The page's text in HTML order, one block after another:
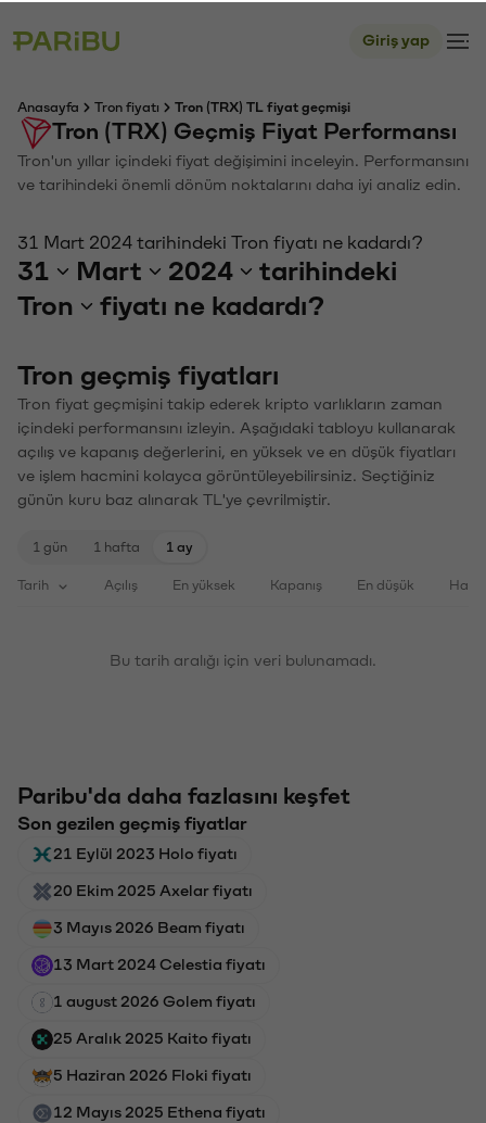
Giriş yap
Anasayfa Tron fiyatı Tron (TRX) TL fiyat geçmişi
Tron (TRX) Geçmiş Fiyat Performansı
Tron'un yıllar içindeki fiyat değişimini inceleyin. Performansını
ve tarihindeki önemli dönüm noktalarını daha iyi analiz edin.
31 Mart 2024 tarihindeki Tron fiyatı ne kadardı?
31 Mart 2024
tarihindeki
Tron
fiyatı ne kadardı?
Tron geçmiş fiyatları
Tron fiyat geçmişini takip ederek kripto varlıkların zaman
içindeki performansını izleyin. Aşağıdaki tabloyu kullanarak
açılış ve kapanış değerlerini, en yüksek ve en düşük fiyatları
ve işlem hacmini kolayca görüntüleyebilirsiniz. Seçtiğiniz
günün kuru baz alınarak TL'ye çevrilmiştir.
1 gün 1 hafta 1 ay
Tarih Açılış En yüksek Kapanış En düşük
Bu tarih aralığı için veri bulunamadı.
Paribu'da daha fazlasını keşfet
Son gezilen geçmiş fiyatlar
21 Eylül 2023 Holo fiyatı
20 Ekim 2025 Axelar fiyatı
3 Mayıs 2026 Beam fiyatı
13 Mart 2024 Celestia fiyatı
1 august 2026 Golem fiyatı
25 Aralık 2025 Kaito fiyatı
5 Haziran 2026 Floki fiyatı
12 Mayıs 2025 Ethena fiyatı